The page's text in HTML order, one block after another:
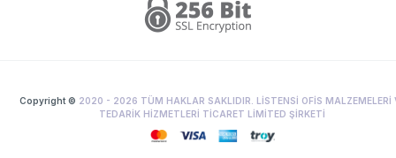
Copyright © 2020 - 2026 TÜM HAKLAR SAKLIDIR. LİSTENSİ OFİS MALZEMELERİ
TEDARİK HİZMETLERİ TİCARET LİMİTED ŞİRKETİ